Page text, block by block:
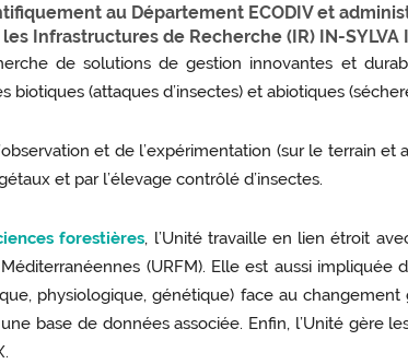
au Département ECODIV et
Infrastructures de Recherche (IR) IN-SYLVA
de solutions de gestion innovantes et
biotiques (attaques d’insectes) et abiotiques
et de l’expérimentation (sur le terrain
et par l’élevage contrôlé d’insectes.
forestières, l’Unité travaille en lien étroit
(URFM). Elle est aussi
physiologique, génétique) face au
base de données associée. Enfin, l’Unité gère